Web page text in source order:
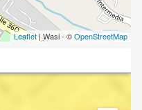
Leaflet| Wasi - ©OpenStreetMap